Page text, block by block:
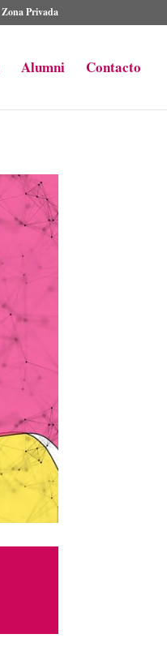
Zona Privada
Alumni Contacto